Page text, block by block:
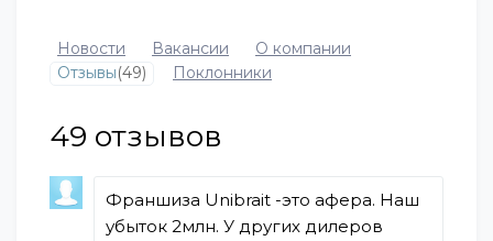
Новости Вакансии
О компании
Отзывы(49) Поклонники
49 отзывов
Франшиза Unibrait -это афера. Наш
убыток 2млн. У других дилеров